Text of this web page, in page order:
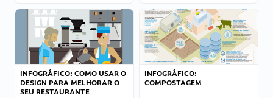
INFOGRÁFICO: COMO USAR O
DESIGN PARA MELHORAR O
SEU RESTAURANTE
INFOGRÁFICO:
COMPOSTAGEM